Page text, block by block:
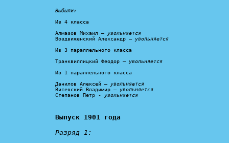
Выбыли:
Из 4 класса
Алмазов Михаил – увольняется
Воздвиженский Александр – увольняется
Из 3 параллельного класса
Транквиллицкий Феодор – увольняется
Из 1 параллельного класса
Данилов Алексей – увольняется
Витевский Владимир – увольняется
Степанов Петр - увольняется
Выпуск 1901 года
Разряд 1: